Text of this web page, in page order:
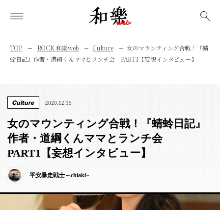
TOP ROCK 和樂web Culture
女のマウンティング合戦！『蜻
蛉日記』作者・道綱くんママとランチ会 PART1【妄想インタビュー】
Culture 2020.12.15
女のマウンティング合戦！『蜻蛉日記』
作者・道綱くんママとランチ会
PART1【妄想インタビュー】
平安暴走戦士～chiaki~